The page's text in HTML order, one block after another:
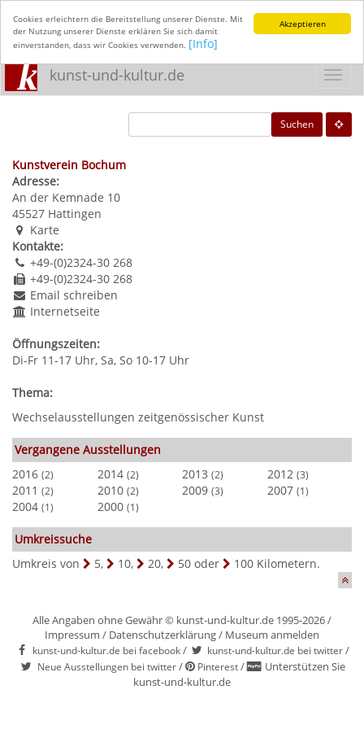
Akzeptieren
Cookies erleichtern die Bereitstellung unserer Dienste. Mit
der Nutzung unserer Dienste erklären Sie sich damit
einverstanden, dass wir Cookies verwenden. [Info]
kunst-und-kultur.de
Suchen
Kunstverein Bochum
Adresse:
An der Kemnade 10
45527 Hattingen
Karte
Kontakte:
+49-(0)2324-30 268
+49-(0)2324-30 268
Email schreiben
Internetseite
Öffnungszeiten:
Di-Fr 11-17 Uhr, Sa, So 10-17 Uhr
Thema:
Wechselausstellungen zeitgenössischer Kunst
Vergangene Ausstellungen
2016 (2) 2014 (2) 2013 (2) 2012 (3)
2011 (2) 2010 (2) 2009 (3) 2007 (1)
2004 (1) 2000 (1)
Umkreissuche
Umkreis von
5, 10, 20, 50 oder 100 Kilometern.
Alle Angaben ohne Gewähr © kunst-und-kultur.de 1995-2026 /
Impressum / Datenschutzerklärung/ Museum anmelden
kunst-und-kultur.de bei facebook/ kunst-und-kultur.de bei twitter/
Neue Ausstellungen bei twitter/ Pinterest/
Unterstützen Sie
kunst-und-kultur.de